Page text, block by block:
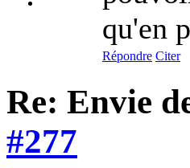
qu'en
Répondre Citer
Re: Envie
#277